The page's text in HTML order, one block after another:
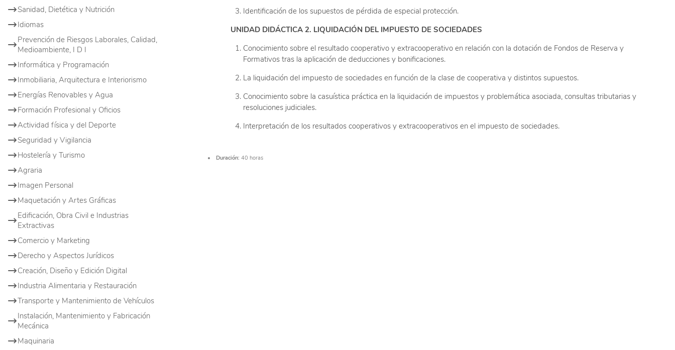
Sanidad, Dietética y Nutrición
Idiomas
Prevención de Riesgos Laborales, Calidad,
Medioambiente, I D I
Informática y Programación
Inmobiliaria, Arquitectura e Interiorismo
Energías Renovables y Agua
Formación Profesional y Oficios
Actividad física y del Deporte
Seguridad y Vigilancia
Hostelería y Turismo
Agraria
Imagen Personal
Maquetación y Artes Gráficas
Edificación, Obra Civil e Industrias
Extractivas
Comercio y Marketing
Derecho y Aspectos Jurídicos
Creación, Diseño y Edición Digital
Industria Alimentaria y Restauración
Transporte y Mantenimiento de Vehículos
Instalación, Mantenimiento y Fabricación
Mecánica
Maquinaria
Identificación de los supuestos de pérdida de especial protección.
UNIDAD DIDÁCTICA 2. LIQUIDACIÓN DEL IMPUESTO DE SOCIEDADES
Conocimiento sobre el resultado cooperativo y extracooperativo en relación con la dotación de Fondos de Reserva y
Formativos tras la aplicación de deducciones y bonificaciones.
La liquidación del impuesto de sociedades en función de la clase de cooperativa y distintos supuestos.
Conocimiento sobre la casuística práctica en la liquidación de impuestos y problemática asociada, consultas tributarias y
resoluciones judiciales.
Interpretación de los resultados cooperativos y extracooperativos en el impuesto de sociedades.
Duración: 40 horas